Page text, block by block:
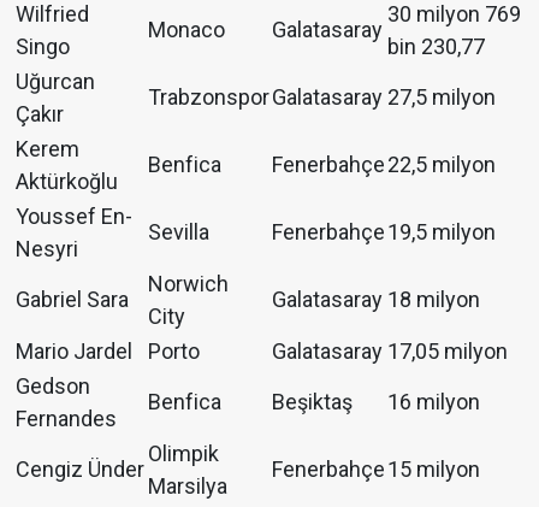
Wilfried
Singo
Monaco Galatasaray
30 milyon 769
bin 230,77
Uğurcan
Çakır
TrabzonsporGalatasaray 27,5 milyon
Kerem
Aktürkoğlu
Benfica Fenerbahçe22,5 milyon
Youssef En-
Nesyri
Sevilla Fenerbahçe19,5 milyon
Gabriel Sara
Norwich
City
Galatasaray 18 milyon
Mario Jardel Porto Galatasaray 17,05 milyon
Gedson
Fernandes
Benfica Beşiktaş 16 milyon
Cengiz Ünder
Olimpik
Marsilya
Fenerbahçe15 milyon